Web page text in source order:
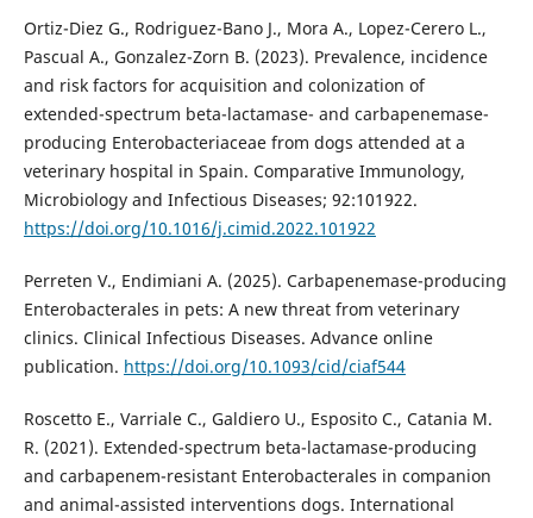
Ortiz-Diez G., Rodriguez-Bano J., Mora A., Lopez-Cerero L.,
Pascual A., Gonzalez-Zorn B. (2023). Prevalence, incidence
and risk factors for acquisition and colonization of
extended-spectrum beta-lactamase- and carbapenemase-
producing Enterobacteriaceae from dogs attended at a
veterinary hospital in Spain. Comparative Immunology,
Microbiology and Infectious Diseases; 92:101922.
https://doi.org/10.1016/j.cimid.2022.101922
Perreten V., Endimiani A. (2025). Carbapenemase-producing
Enterobacterales in pets: A new threat from veterinary
clinics. Clinical Infectious Diseases. Advance online
publication. https://doi.org/10.1093/cid/ciaf544
Roscetto E., Varriale C., Galdiero U., Esposito C., Catania M.
R. (2021). Extended-spectrum beta-lactamase-producing
and carbapenem-resistant Enterobacterales in companion
and animal-assisted interventions dogs. International